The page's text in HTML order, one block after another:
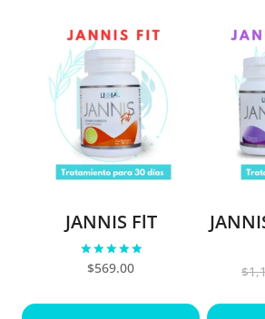
JANNIS FlT
Valorado
de 5
$569.00 $